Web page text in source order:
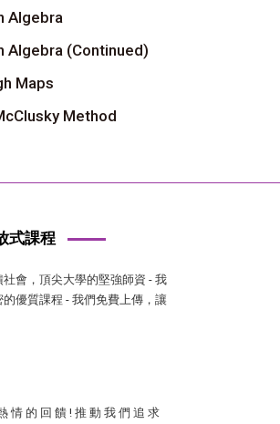
Algebra
Algebra (Continued)
Maps
Method
式課程
會，頂尖大學的堅強師資 - 我
優質課程 - 我們免費上傳，讓
情 的 回 饋 ! 推 動 我 們 追 求